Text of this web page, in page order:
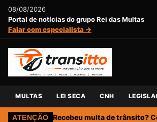
08/08/2026
Portal de notícias do grupo Rei das Multas
Falar com especialista →
MULTAS LEI SECA CNH
ATENÇÃO Recebeu multa de trânsito?